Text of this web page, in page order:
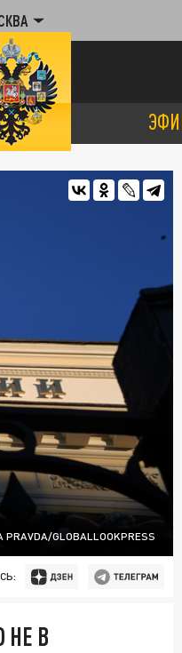
PRAVDA/GLOBALLOOKPRESS
В